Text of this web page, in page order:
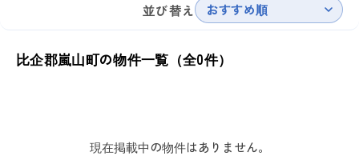
並び替え おすすめ順
比企郡嵐山町の物件一覧（全0件）
現在掲載中の物件はありません。